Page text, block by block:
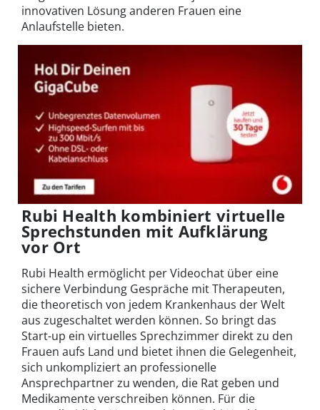
innovativen Lösung anderen Frauen eine
Anlaufstelle bieten.
Rubi Health kombiniert virtuelle
Sprechstunden mit Aufklärung
vor Ort
Rubi Health ermöglicht per Videochat über eine
sichere Verbindung Gespräche mit Therapeuten,
die theoretisch von jedem Krankenhaus der Welt
aus zugeschaltet werden können. So bringt das
Start-up ein virtuelles Sprechzimmer direkt zu den
Frauen aufs Land und bietet ihnen die Gelegenheit,
sich unkompliziert an professionelle
Ansprechpartner zu wenden, die Rat geben und
Medikamente verschreiben können. Für die